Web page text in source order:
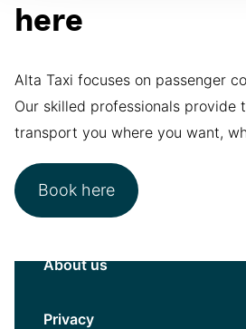
here
Alta Taxi focuses on passenger
Our skilled professionals provide
transport you where you want,
Book here
About us
Privacy